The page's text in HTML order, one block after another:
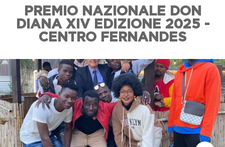
Pacco Alla Camorra
Don Giuseppe Diana
Il Comitato Don Peppe Diana
Casa Don Diana
Mediateca E Biblioteca
Dicono Di Noi
Il Viaggio Sulle Terre Di Don
Peppe Diana
Festival Dell'impegno Civile
Memoria Delle Vittime
Home
PREMIO NAZIONALE DON
DIANA XIV EDIZIONE 2025 -
CENTRO FERNANDES